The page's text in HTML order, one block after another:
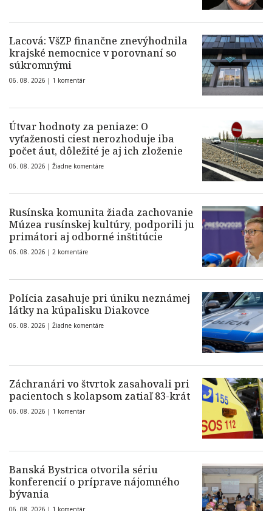
Lacová: VšZP finančne znevýhodnila
krajské nemocnice v porovnaní so
súkromnými
06. 08. 2026 | 1 komentár
Útvar hodnoty za peniaze: O
vyťaženosti ciest nerozhoduje iba
počet áut, dôležité je aj ich zloženie
06. 08. 2026 | Žiadne komentáre
Rusínska komunita žiada zachovanie
Múzea rusínskej kultúry, podporili ju
primátori aj odborné inštitúcie
06. 08. 2026 | 2 komentáre
Polícia zasahuje pri úniku neznámej
látky na kúpalisku Diakovce
06. 08. 2026 | Žiadne komentáre
Záchranári vo štvrtok zasahovali pri
pacientoch s kolapsom zatiaľ 83-krát
06. 08. 2026 | 1 komentár
Banská Bystrica otvorila sériu
konferencií o príprave nájomného
bývania